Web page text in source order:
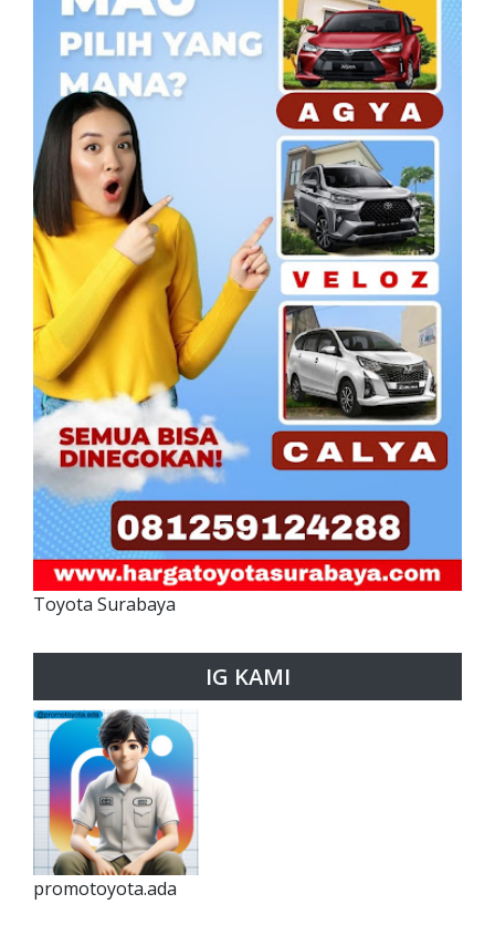
Toyota Surabaya
IG KAMI
promotoyota.ada